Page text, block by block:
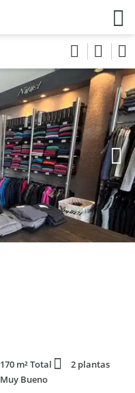
170 m² Total
2 plantas
Muy Bueno